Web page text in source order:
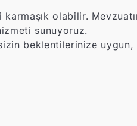
karmaşık olabilir.
sunuyoruz.
beklentilerinize uygun,